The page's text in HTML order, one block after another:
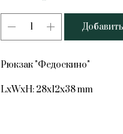
Рюкзак "Федоскино"
LxWxH: 28x12x38 mm